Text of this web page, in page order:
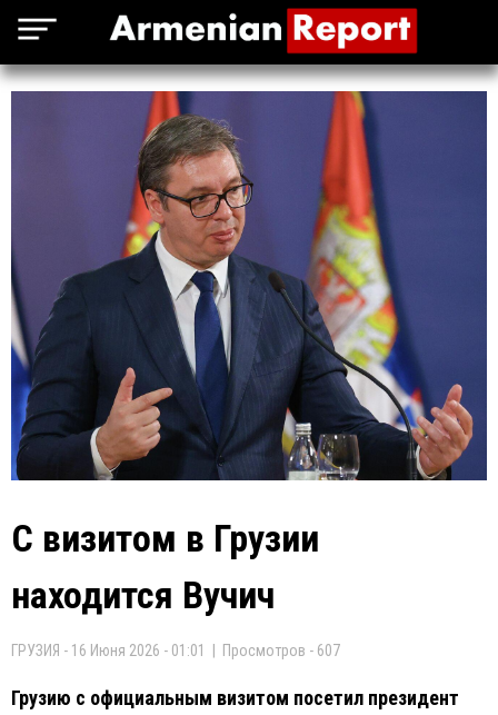
С визитом в Грузии
находится Вучич
ГРУЗИЯ - 16 Июня 2026 - 01:01 | Просмотров - 607
Грузию с официальным визитом посетил президент